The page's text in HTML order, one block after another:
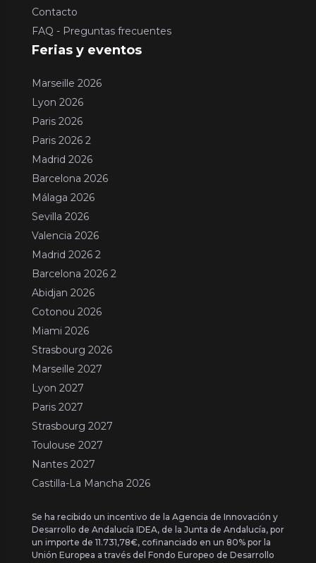
Contacto
FAQ - Preguntas frecuentes
Ferias y eventos
Marseille 2026
Lyon 2026
Paris 2026
Paris 2026 2
Madrid 2026
Barcelona 2026
Málaga 2026
Sevilla 2026
Valencia 2026
Madrid 2026 2
Barcelona 2026 2
Abidjan 2026
Cotonou 2026
Miami 2026
Strasbourg 2026
Marseille 2027
Lyon 2027
Paris 2027
Strasbourg 2027
Toulouse 2027
Nantes 2027
Castilla-La Mancha 2026
Se ha recibido un incentivo de la Agencia de Innovación y
Desarrollo de Andalucía IDEA, de la Junta de Andalucía, por
un importe de 11.731,78€, cofinanciado en un 80% por la
Unión Europea a través del Fondo Europeo de Desarrollo